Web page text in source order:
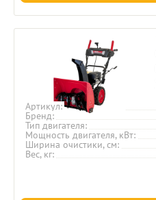
Артикул
Бренд
Тип двигателя
Мощность двигателя, кВт
Ширина очистики, см
Вес, кг